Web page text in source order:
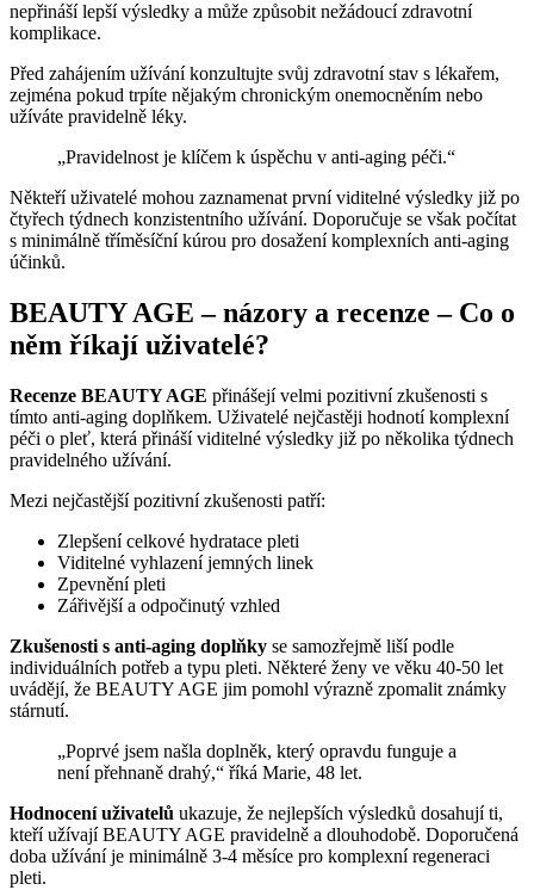
nepřináší lepší výsledky a může způsobit nežádoucí zdravotní
komplikace.
Před zahájením užívání konzultujte svůj zdravotní stav s lékařem,
zejména pokud trpíte nějakým chronickým onemocněním nebo
užíváte pravidelně léky.
„Pravidelnost je klíčem k úspěchu v anti-aging péči.“
Někteří uživatelé mohou zaznamenat první viditelné výsledky již po
čtyřech týdnech konzistentního užívání. Doporučuje se však počítat
s minimálně tříměsíční kúrou pro dosažení komplexních anti-aging
účinků.
BEAUTY AGE – názory a recenze – Co o
něm říkají uživatelé?
Recenze BEAUTY AGE přinášejí velmi pozitivní zkušenosti s
tímto anti-aging doplňkem. Uživatelé nejčastěji hodnotí komplexní
péči o pleť, která přináší viditelné výsledky již po několika týdnech
pravidelného užívání.
Mezi nejčastější pozitivní zkušenosti patří:
Zlepšení celkové hydratace pleti
Viditelné vyhlazení jemných linek
Zpevnění pleti
Zářivější a odpočinutý vzhled
Zkušenosti s anti-aging doplňky se samozřejmě liší podle
individuálních potřeb a typu pleti. Některé ženy ve věku 40-50 let
uvádějí, že BEAUTY AGE jim pomohl výrazně zpomalit známky
stárnutí.
„Poprvé jsem našla doplněk, který opravdu funguje a
není přehnaně drahý,“ říká Marie, 48 let.
Hodnocení uživatelů ukazuje, že nejlepších výsledků dosahují ti,
kteří užívají BEAUTY AGE pravidelně a dlouhodobě. Doporučená
doba užívání je minimálně 3-4 měsíce pro komplexní regeneraci
pleti.